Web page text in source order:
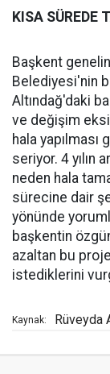
KISA SÜREDE
Başkent
Belediyesi'nin
Altındağ'daki
ve değişim
hala
seriyor. 4 yılın
neden hala
sürecine dair
yönünde
başkentin
azaltan bu
istediklerini
Kaynak: Rüveyda